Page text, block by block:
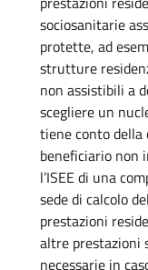
sociosanitarie
protette, ad
strutture
non assistibili a
scegliere un
tiene conto della
beneficiario non
l’ISEE di una
sede di calcolo
prestazioni
altre prestazioni
necessarie in